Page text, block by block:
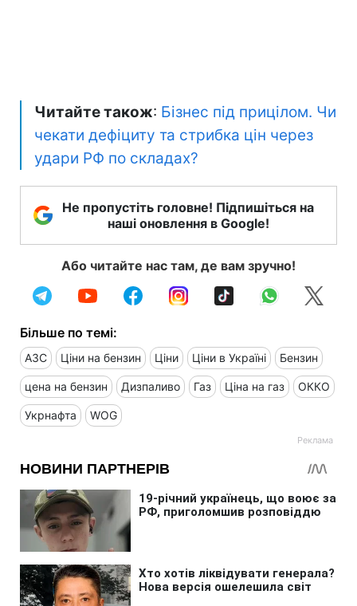
Читайте також: Бізнес під прицілом. Чи
чекати дефіциту та стрибка цін через
удари РФ по складах?
Не пропустіть головне! Підпишіться на
наші оновлення в Google!
Або читайте нас там, де вам зручно!
Більше по темі:
АЗС Ціни на бензин Ціни Ціни в Україні Бензин
цена на бензин Дизпаливо Газ Ціна на газ ОККО
Укрнафта WOG